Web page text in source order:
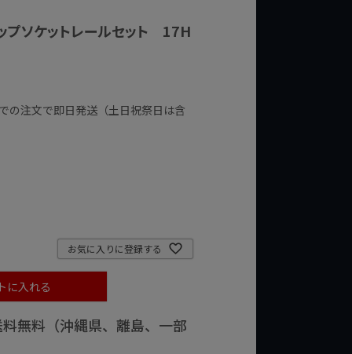
プソケットレールセット 17H
の注文で即日発送（土日祝祭日は含
お気に入りに登録する
に入れる
無料（沖縄県、離島、一部